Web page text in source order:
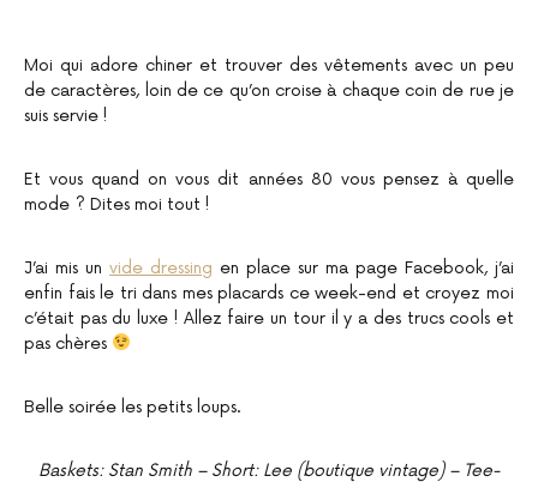
Moi qui adore chiner et trouver des vêtements avec un peu
de caractères, loin de ce qu’on croise à chaque coin de rue je
suis servie !
Et vous quand on vous dit années 80 vous pensez à quelle
mode ? Dites moi tout !
J’ai mis un vide dressing en place sur ma page Facebook, j’ai
enfin fais le tri dans mes placards ce week-end et croyez moi
c’était pas du luxe ! Allez faire un tour il y a des trucs cools et
pas chères
Belle soirée les petits loups.
Baskets: Stan Smith – Short: Lee (boutique vintage) – Tee-